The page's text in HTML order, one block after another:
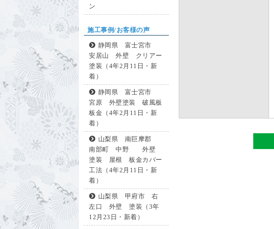
ン
施工事例/お客様の声
静岡県 富士宮市
安居山 外壁 クリアー
塗装（4年2月11日・新
着）
静岡県 富士宮市
宮原 外壁塗装 破風板
板金（4年2月11日・新
着）
山梨県 南巨摩郡
南部町 中野 外壁
塗装 屋根 板金カバー
工法（4年2月11日・新
着）
山梨県 甲府市 右
左口 外壁 塗装（3年
12月23日・新着）